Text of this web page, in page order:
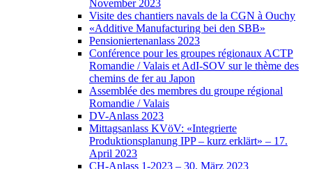
November 2023
Visite des chantiers navals de la CGN à Ouchy
«Additive Manufacturing bei den SBB»
Pensioniertenanlass 2023
Conférence pour les groupes régionaux ACTP
Romandie / Valais et AdI-SOV sur le thème des
chemins de fer au Japon
Assemblée des membres du groupe régional
Romandie / Valais
DV-Anlass 2023
Mittagsanlass KVöV: «Integrierte
Produktionsplanung IPP – kurz erklärt» – 17.
April 2023
CH-Anlass 1-2023 – 30. März 2023